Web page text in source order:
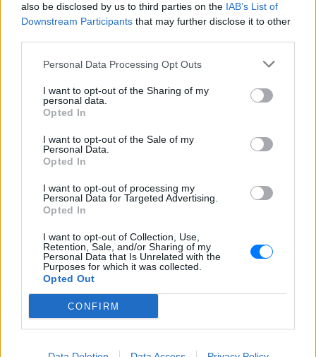
also be disclosed by us to third parties on the IAB’s List of
Downstream Participants that may further disclose it to other
Personal Data Processing Opt Outs
I want to opt-out of the Sharing of my
personal data.
Opted In
I want to opt-out of the Sale of my
Personal Data.
Opted In
I want to opt-out of processing my
Personal Data for Targeted Advertising.
Opted In
I want to opt-out of Collection, Use,
Retention, Sale, and/or Sharing of my
Personal Data that Is Unrelated with the
Purposes for which it was collected.
Opted Out
CONFIRM
Ακολουθήστε το E-Radio.gr στοGoogle News
Για ακόμη περισσότερανέα, μπείτε στην
ροή
Ακολουθήστε το E-Radio.gr και στο Instagram
ΔΙΑΦΗΜΙΣΗ